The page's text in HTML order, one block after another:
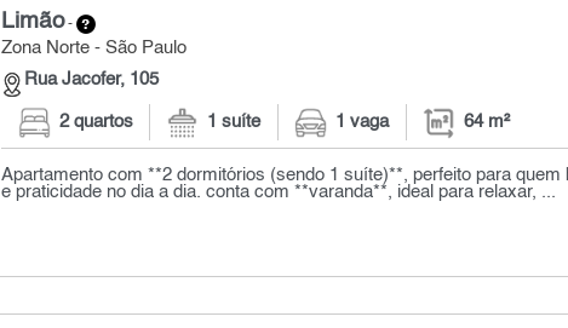
Limão-
Zona Norte - São Paulo
Rua Jacofer, 105
2 quartos 1 suíte 1 vaga 64 m²
Apartamento com **2 dormitórios (sendo 1 suíte)**, perfeito para quem
e praticidade no dia a dia. conta com **varanda**, ideal para relaxar, ...